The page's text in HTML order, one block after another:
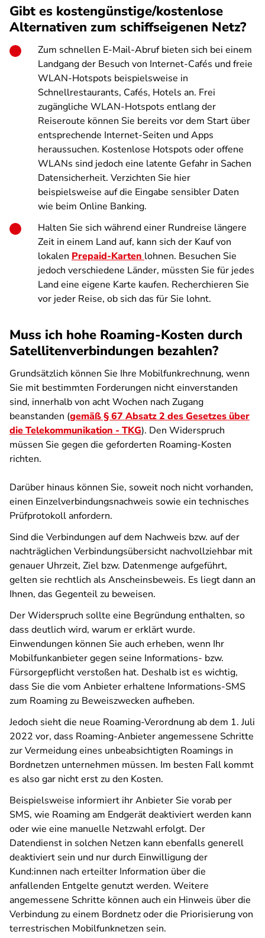
Gibt es kostengünstige/kostenlose
Alternativen zum schiffseigenen Netz?
Zum schnellen E-Mail-Abruf bieten sich bei einem
Landgang der Besuch von Internet-Cafés und freie
WLAN-Hotspots beispielsweise in
Schnellrestaurants, Cafés, Hotels an. Frei
zugängliche WLAN-Hotspots entlang der
Reiseroute können Sie bereits vor dem Start über
entsprechende Internet-Seiten und Apps
heraussuchen. Kostenlose Hotspots oder offene
WLANs sind jedoch eine latente Gefahr in Sachen
Datensicherheit. Verzichten Sie hier
beispielsweise auf die Eingabe sensibler Daten
wie beim Online Banking.
Halten Sie sich während einer Rundreise längere
Zeit in einem Land auf, kann sich der Kauf von
lokalen Prepaid-Karten lohnen. Besuchen Sie
jedoch verschiedene Länder, müssten Sie für jedes
Land eine eigene Karte kaufen. Recherchieren Sie
vor jeder Reise, ob sich das für Sie lohnt.
Muss ich hohe Roaming-Kosten durch
Satellitenverbindungen bezahlen?
Grundsätzlich können Sie Ihre Mobilfunkrechnung, wenn
Sie mit bestimmten Forderungen nicht einverstanden
sind, innerhalb von acht Wochen nach Zugang
beanstanden (gemäß § 67 Absatz 2 des Gesetzes über
die Telekommunikation - TKG). Den Widerspruch
müssen Sie gegen die geforderten Roaming-Kosten
richten.
Darüber hinaus können Sie, soweit noch nicht vorhanden,
einen Einzelverbindungsnachweis sowie ein technisches
Prüfprotokoll anfordern.
Sind die Verbindungen auf dem Nachweis bzw. auf der
nachträglichen Verbindungsübersicht nachvollziehbar mit
genauer Uhrzeit, Ziel bzw. Datenmenge aufgeführt,
gelten sie rechtlich als Anscheinsbeweis. Es liegt dann an
Ihnen, das Gegenteil zu beweisen.
Der Widerspruch sollte eine Begründung enthalten, so
dass deutlich wird, warum er erklärt wurde.
Einwendungen können Sie auch erheben, wenn Ihr
Mobilfunkanbieter gegen seine Informations- bzw.
Fürsorgepflicht verstoßen hat. Deshalb ist es wichtig,
dass Sie die vom Anbieter erhaltene Informations-SMS
zum Roaming zu Beweiszwecken aufheben.
Jedoch sieht die neue Roaming-Verordnung ab dem 1. Juli
2022 vor, dass Roaming-Anbieter angemessene Schritte
zur Vermeidung eines unbeabsichtigten Roamings in
Bordnetzen unternehmen müssen. Im besten Fall kommt
es also gar nicht erst zu den Kosten.
Beispielsweise informiert ihr Anbieter Sie vorab per
SMS, wie Roaming am Endgerät deaktiviert werden kann
oder wie eine manuelle Netzwahl erfolgt. Der
Datendienst in solchen Netzen kann ebenfalls generell
deaktiviert sein und nur durch Einwilligung der
Kund:innen nach erteilter Information über die
anfallenden Entgelte genutzt werden. Weitere
angemessene Schritte können auch ein Hinweis über die
Verbindung zu einem Bordnetz oder die Priorisierung von
terrestrischen Mobilfunknetzen sein.